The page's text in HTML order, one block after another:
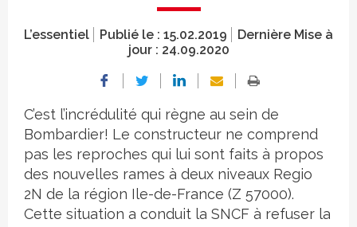
L’essentiel Publié le : 15.02.2019
Dernière Mise à
jour : 24.09.2020
C’est l’incrédulité qui règne au sein de
Bombardier! Le constructeur ne comprend
pas les reproches qui lui sont faits à propos
des nouvelles rames à deux niveaux Regio
2N de la région Ile-de-France (Z 57000).
Cette situation a conduit la SNCF à refuser la